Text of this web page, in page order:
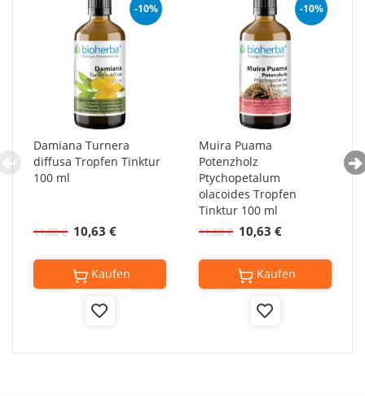
-10%
Damiana Turnera
diffusa Tropfen Tinktur
100 ml
10,63 €
11,80 €
Add
Kaufen
-10%
Muira Puama
Potenzholz
Ptychopetalum
olacoides Tropfen
Tinktur 100 ml
10,63 €
11,80 €
Add
Kaufen